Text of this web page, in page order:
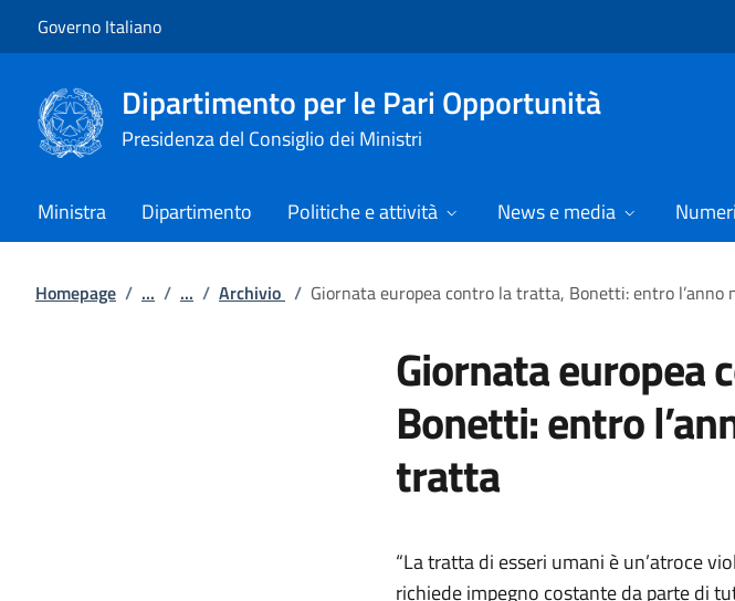
Governo Italiano
Dipartimento per le Pari Opportunità
Presidenza del Consiglio dei Ministri
Ministra Dipartimento Politiche e attività News e media
Homepage / ... / ... / Archivio / Giornata europea contro la tratta, Bonetti: entro
Giornata europea
Bonetti: entro
tratta
“La tratta di esseri umani è un’atroce
richiede impegno costante da parte di